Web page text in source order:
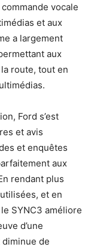
vocale
et aux
a largement
aux
route, tout en
Ford s’est
et avis
et enquêtes
aux
rendant plus
et en
SYNC3 améliore
d’une
de